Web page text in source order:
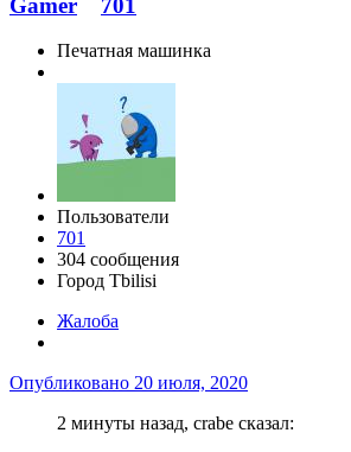
Gamer 701
Печатная машинка
Пользователи
701
304 сообщения
Город Tbilisi
Жалоба
Опубликовано 20 июля, 2020
2 минуты назад, crabe сказал: